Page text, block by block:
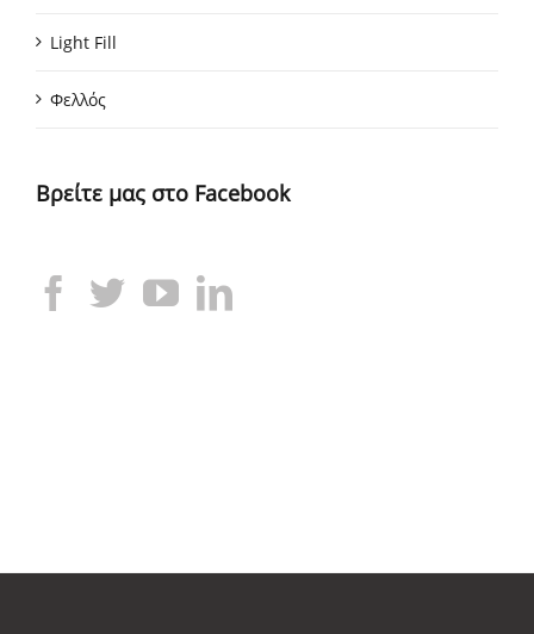
Light Fill
Φελλός
Βρείτε μας στο Facebook